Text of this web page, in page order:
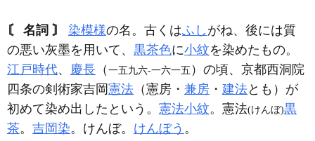
〘 名詞 〙 染模様の名。古くはふし がね、後には質
の悪い灰墨を用いて、 黒茶色に小紋を染めたもの。
江戸時代、 慶長 （一五九六‐一六一五 ）の頃、京都西洞院
四条の剣術家吉岡 憲法 （憲房・ 兼房 ・ 建法とも）が
初めて染め出したという。 憲法小紋。憲法(けんぼ)黒
茶。 吉岡染。けんぼ。 けんぼう 。